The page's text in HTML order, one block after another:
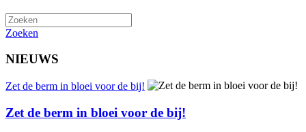
Zoeken
NIEUWS
Zet de berm in bloei voor de bij!
Zet de berm in bloei voor de bij!